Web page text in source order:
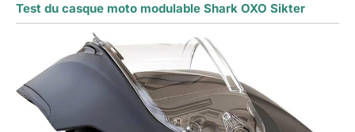
Test du casque moto modulable Shark OXO Sikter